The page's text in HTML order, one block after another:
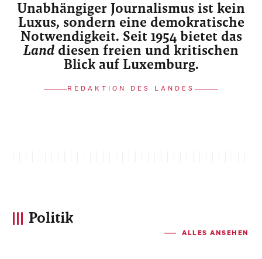
Unabhängiger Journalismus ist kein
Luxus, sondern eine demokratische
Notwendigkeit. Seit 1954 bietet das
Land diesen freien und kritischen
Blick auf Luxemburg.
REDAKTION DES LANDES
Politik
ALLES ANSEHEN